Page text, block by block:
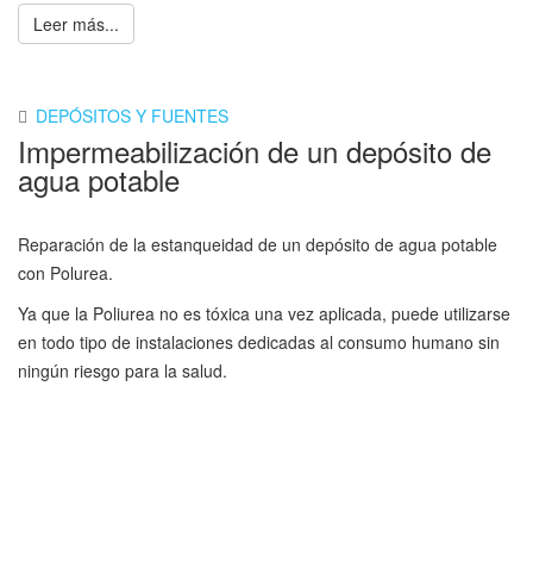
Leer más...
DEPÓSITOS Y FUENTES
Impermeabilización de un depósito de
agua potable
Reparación de la estanqueidad de un depósito de agua potable
con Polurea.
Ya que la Poliurea no es tóxica una vez aplicada, puede utilizarse
en todo tipo de instalaciones dedicadas al consumo humano sin
ningún riesgo para la salud.